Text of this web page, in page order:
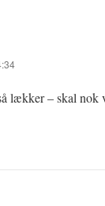
lækker – skal nok